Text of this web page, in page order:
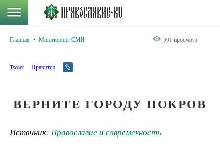
Главная Мониторинг СМИ 591 просмотр
Tweet Нравится
ВЕРНИТЕ ГОРОДУ ПОКРОВ
Источник: Православие и современность